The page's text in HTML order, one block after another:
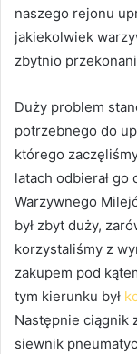
naszego rejonu
jakiekolwiek
zbytnio
Duży problem
potrzebnego do
którego
latach odbierał go
Warzywnego
był zbyt duży,
korzystaliśmy z
zakupem pod
tym kierunku był
Następnie ciągnik
siewnik